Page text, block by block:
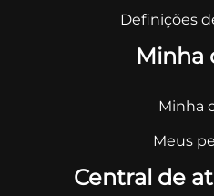
Definições
Minha
Minha
Meus
Central de